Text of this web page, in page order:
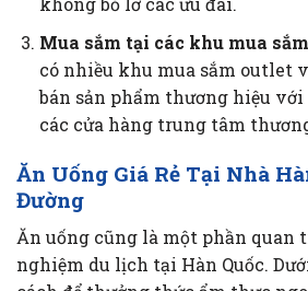
Mua sắm tại các khu mua
có nhiều khu mua sắm outlet
bán sản phẩm thương hiệu với
các cửa hàng trung tâm
Ăn Uống Giá Rẻ Tại Nhà
Đường
Ăn uống cũng là một phần quan
nghiệm du lịch tại Hàn Quốc.